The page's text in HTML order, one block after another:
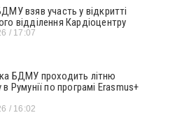
взяв участь у відкритті
відділення Кардіоцентру
17:07
БДМУ проходить літню
в Румунії по програмі Erasmus+
16:02